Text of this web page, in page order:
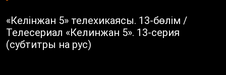
«Келінжан 5» телехикаясы. 13-бөлім /
Телесериал «Келинжан 5». 13-серия
(субтитры на рус)